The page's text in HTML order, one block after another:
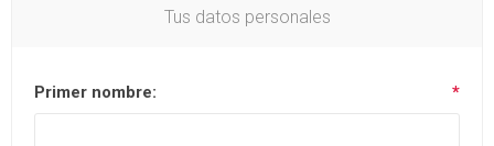
Tus datos personales
Primer nombre: *